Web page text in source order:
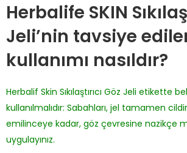
Herbalife SKIN
Jeli’nin tavsiye
kullanımı nasıldır?
Herbalif Skin Sıkılaştırıcı Göz Jeli etikette
kullanılmalıdır: Sabahları, jel tamamen
emilinceye kadar, göz çevresine nazikçe
uygulayınız.